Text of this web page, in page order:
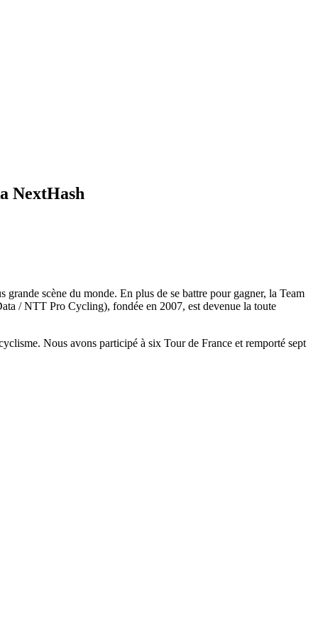
NextHash
scène du monde. En plus de se battre pour gagner, la Team
/ NTT Pro Cycling), fondée en 2007, est devenue la toute
Nous avons participé à six Tour de France et remporté sept